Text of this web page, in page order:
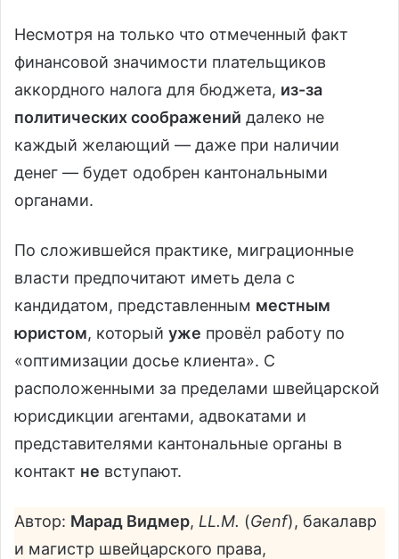
Несмотря на только что отмеченный факт
финансовой значимости плательщиков
аккордного налога для бюджета, из-за
политических соображений далеко не
каждый желающий — даже при наличии
денег — будет одобрен кантональными
органами.
По сложившейся практике, миграционные
власти предпочитают иметь дела с
кандидатом, представленным местным
юристом, который уже провёл работу по
«оптимизации досье клиента». С
расположенными за пределами швейцарской
юрисдикции агентами, адвокатами и
представителями кантональные органы в
контакт не вступают.
Автор: Марад Видмер, LL.M. (Genf), бакалавр
и магистр швейцарского права,